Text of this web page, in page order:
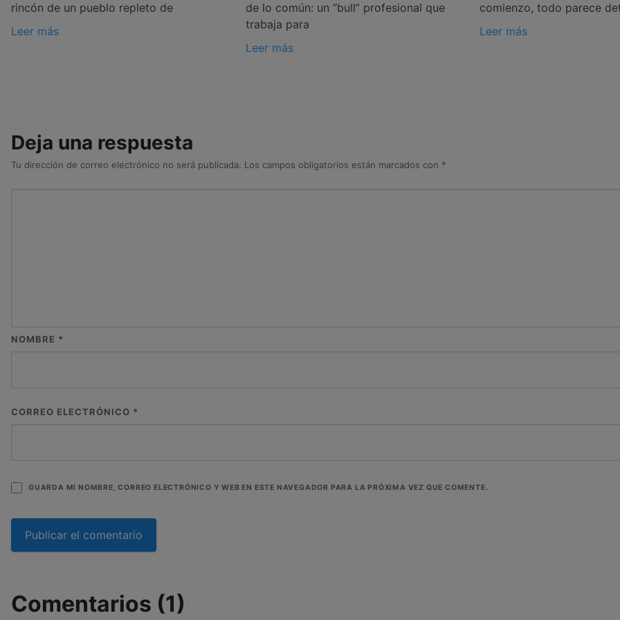
rincón de un pueblo repleto de
Leer más
de lo común: un “bull” profesional que
trabaja para
Leer más
comienzo, todo parece
Leer más
Deja una respuesta
Tu dirección de correo electrónico no será publicada. Los campos obligatorios están marcados con *
NOMBRE *
CORREO ELECTRÓNICO *
GUARDA MI NOMBRE, CORREO ELECTRÓNICO Y WEB EN ESTE NAVEGADOR PARA LA PRÓXIMA VEZ QUE COMENTE.
Comentarios (1)